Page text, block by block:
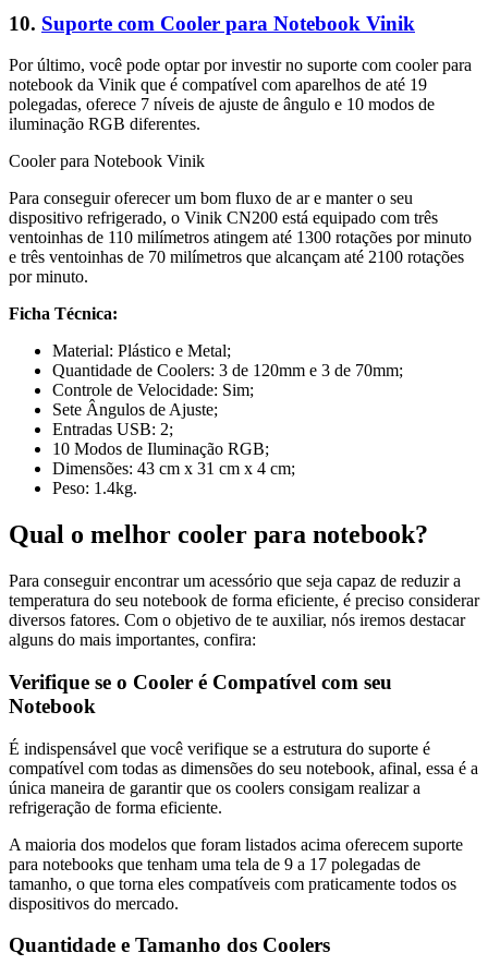
10. Suporte com Cooler para Notebook Vinik
Por último, você pode optar por investir no suporte com cooler para
notebook da Vinik que é compatível com aparelhos de até 19
polegadas, oferece 7 níveis de ajuste de ângulo e 10 modos de
iluminação RGB diferentes.
Cooler para Notebook Vinik
Para conseguir oferecer um bom fluxo de ar e manter o seu
dispositivo refrigerado, o Vinik CN200 está equipado com três
ventoinhas de 110 milímetros atingem até 1300 rotações por minuto
e três ventoinhas de 70 milímetros que alcançam até 2100 rotações
por minuto.
Ficha Técnica:
Material: Plástico e Metal;
Quantidade de Coolers: 3 de 120mm e 3 de 70mm;
Controle de Velocidade: Sim;
Sete Ângulos de Ajuste;
Entradas USB: 2;
10 Modos de Iluminação RGB;
Dimensões: 43 cm x 31 cm x 4 cm;
Peso: 1.4kg.
Qual o melhor cooler para notebook?
Para conseguir encontrar um acessório que seja capaz de reduzir a
temperatura do seu notebook de forma eficiente, é preciso considerar
diversos fatores. Com o objetivo de te auxiliar, nós iremos destacar
alguns do mais importantes, confira:
Verifique se o Cooler é Compatível com seu
Notebook
É indispensável que você verifique se a estrutura do suporte é
compatível com todas as dimensões do seu notebook, afinal, essa é a
única maneira de garantir que os coolers consigam realizar a
refrigeração de forma eficiente.
A maioria dos modelos que foram listados acima oferecem suporte
para notebooks que tenham uma tela de 9 a 17 polegadas de
tamanho, o que torna eles compatíveis com praticamente todos os
dispositivos do mercado.
Quantidade e Tamanho dos Coolers